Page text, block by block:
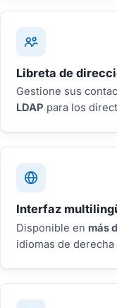
Libreta de
Gestione sus
LDAP para los
Interfaz
Disponible en más
idiomas de